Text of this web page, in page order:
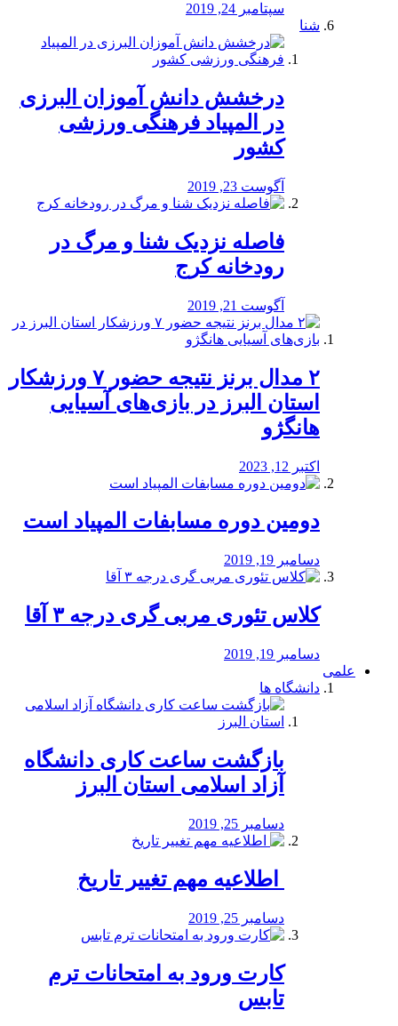
سپتامبر 24, 2019
شنا
درخشش دانش آموزان البرزی
در المپیاد فرهنگی ورزشی
کشور
آگوست 23, 2019
️فاصله نزدیک شنا و مرگ در
رودخانه کرج
آگوست 21, 2019
۲ مدال برنز نتیجه حضور ۷ ورزشکار
استان البرز در بازی‌های آسیایی
هانگژو
اکتبر 12, 2023
دومین دوره مسابفات المپیاد است
دسامبر 19, 2019
کلاس تئوری مربی گری درجه ۳ آقا
دسامبر 19, 2019
علمی
دانشگاه ها
بازگشت ساعت کاری دانشگاه
آزاد اسلامی استان البرز
دسامبر 25, 2019
️ اطلاعیه مهم تغییر تاریخ
دسامبر 25, 2019
کارت ورود به امتحانات ترم
تابس